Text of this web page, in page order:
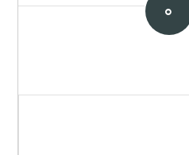
۰